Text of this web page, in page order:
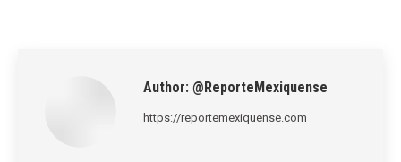
Author: @ReporteMexiquense
https://reportemexiquense.com